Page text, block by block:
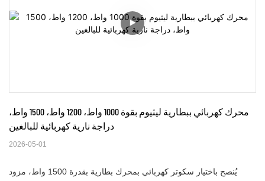
محرك كهربائي ببطارية ليثيوم بقوة 1000 واط، 1200 واط، 1500 واط،
دراجة نارية كهربائية للبالغين
2026-05-01
يُنصح باختيار سكوتر كهربائي بمحرك بطارية بقدرة 1500 واط، مزود